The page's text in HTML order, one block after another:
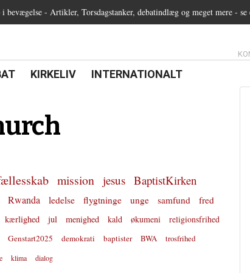
bevægelse - Artikler, Torsdagstanker, debatindlæg og meget mere - se
21.0:
KIRKELIV 22.0:
INTERNATIONALT
mission jesus BaptistKirken
Rwanda ledelse flygtninge unge samfund
fred
kærlighed jul menighed kald økumeni
religionsfrihed
Genstart2025 demokrati baptister BWA
trosfrihed
klima dialog